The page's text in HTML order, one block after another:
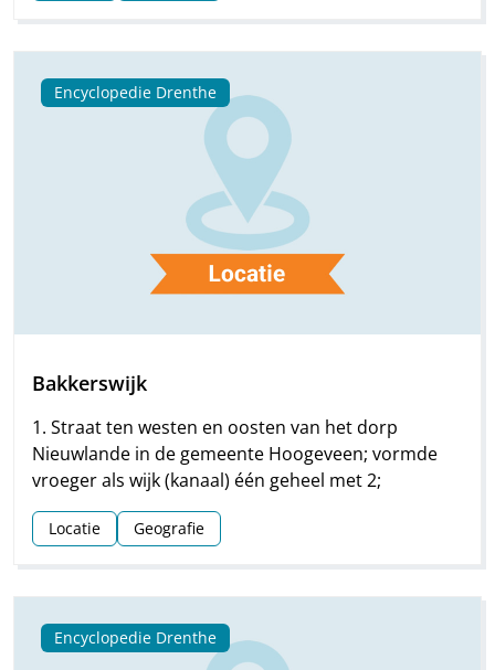
Encyclopedie Drenthe
Bakkerswijk
1. Straat ten westen en oosten van het dorp
Nieuwlande in de gemeente Hoogeveen; vormde
vroeger als wijk (kanaal) één geheel met 2;
Locatie Geografie
Encyclopedie Drenthe